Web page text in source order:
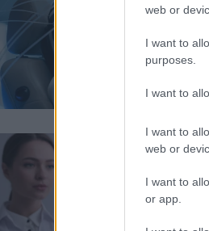
web or
I want to
purposes.
I want to
I want to
web or
I want to
or app.